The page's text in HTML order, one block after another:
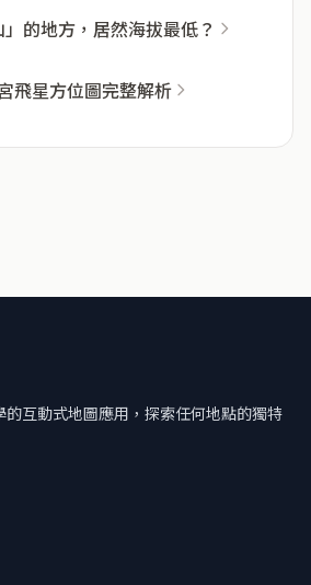
的地方，居然海拔最低？
飛星方位圖完整解析
互動式地圖應用，探索任何地點的獨特